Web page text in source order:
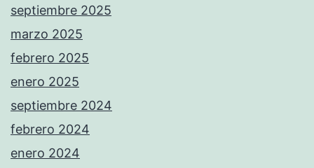
septiembre 2025
marzo 2025
febrero 2025
enero 2025
septiembre 2024
febrero 2024
enero 2024